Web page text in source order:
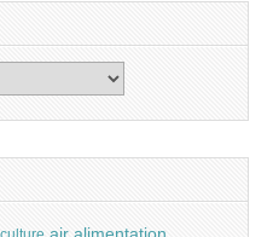
air alimentation